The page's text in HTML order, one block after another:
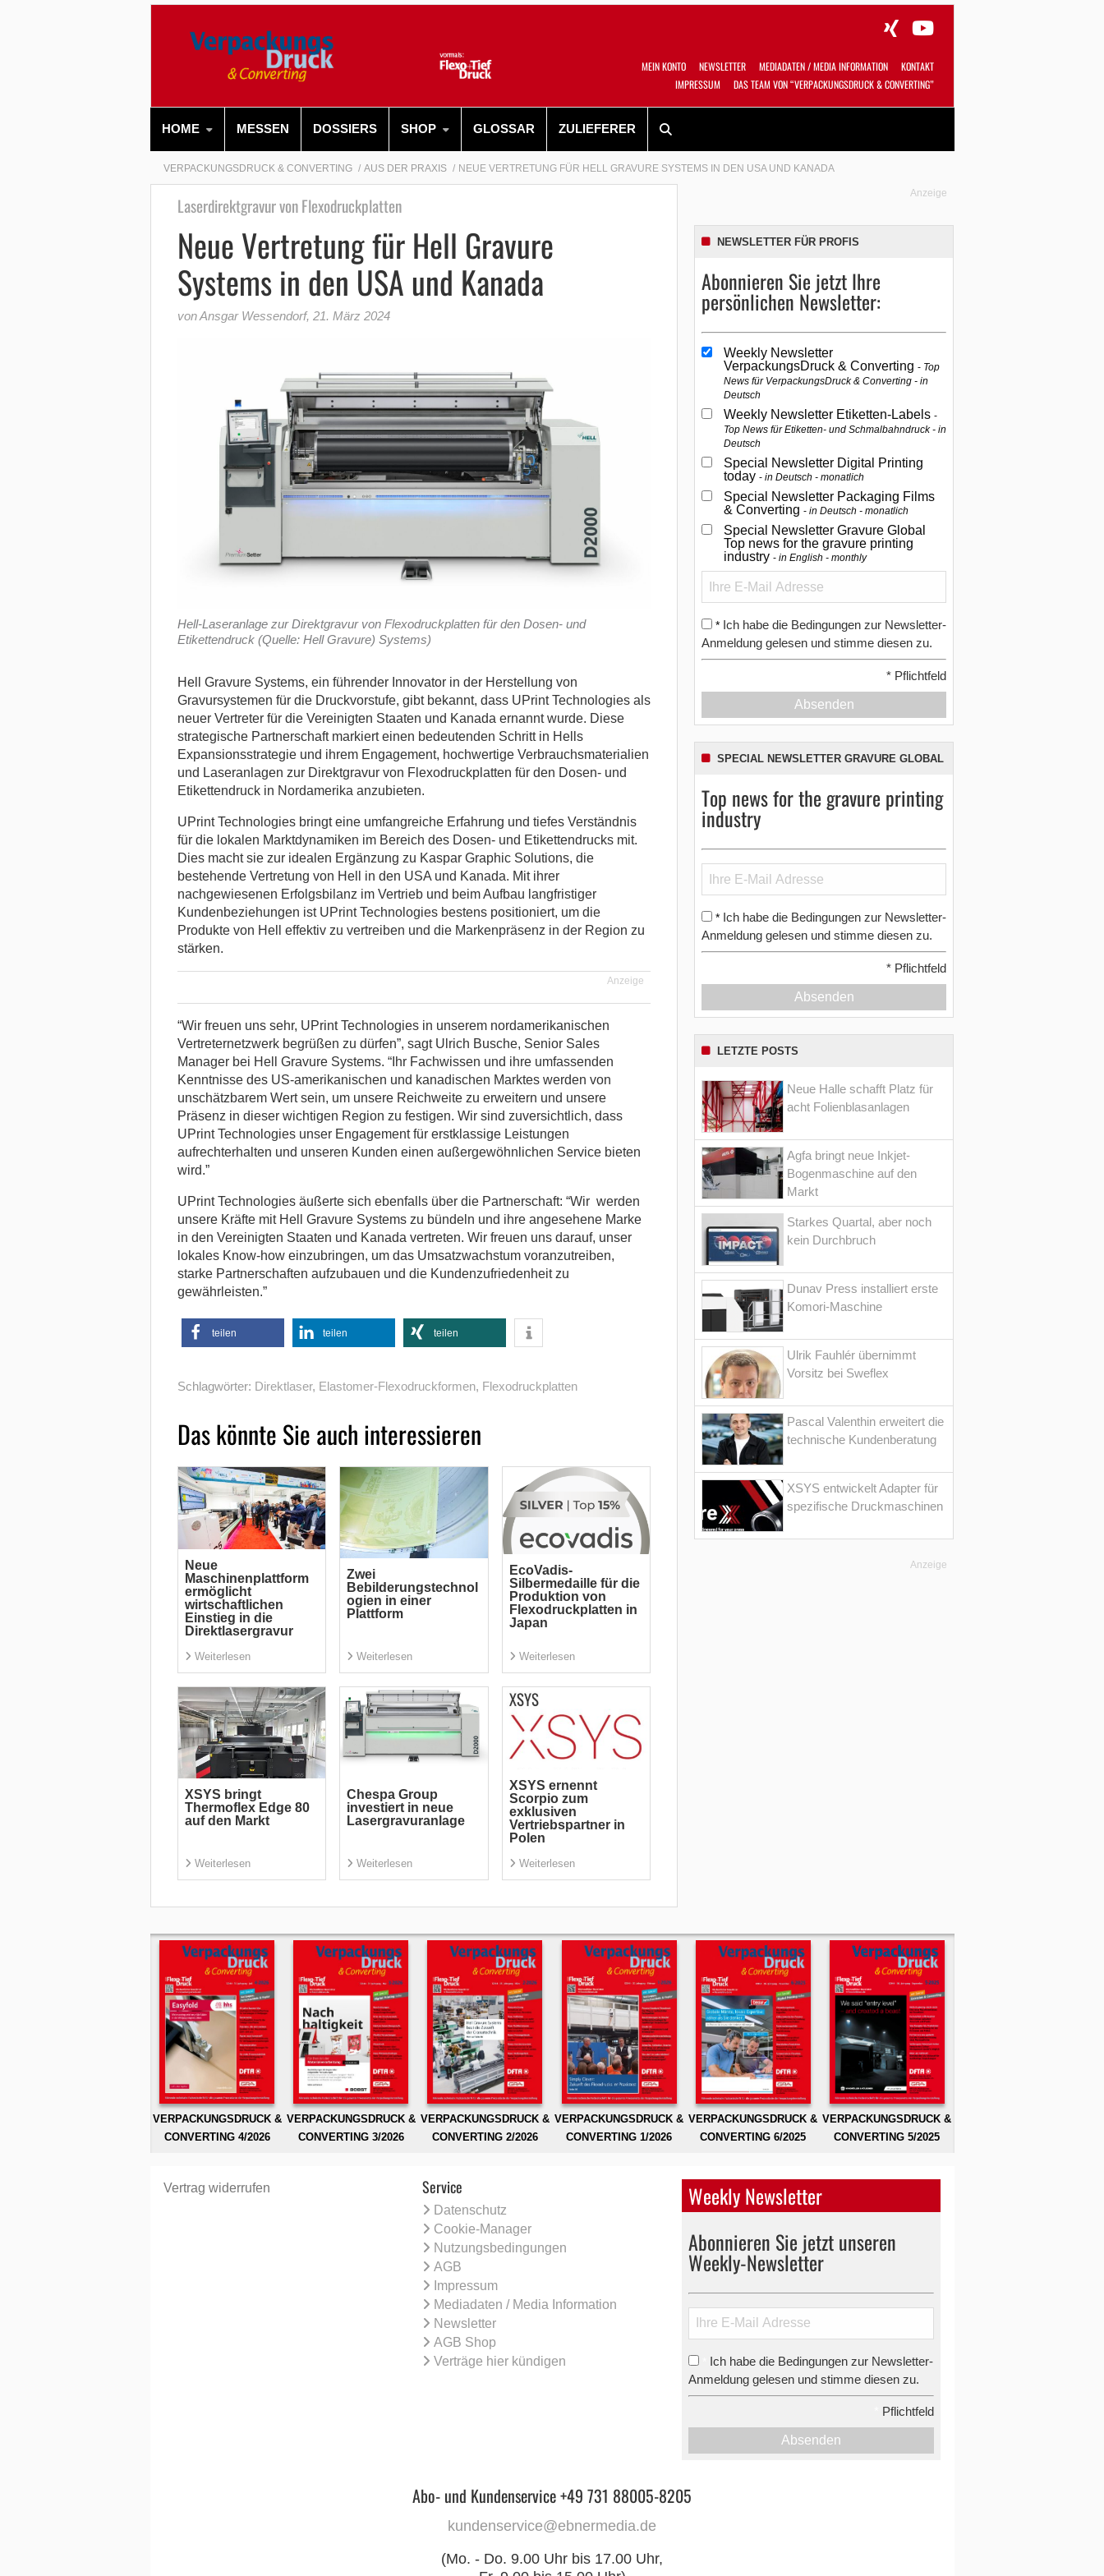
MEIN KONTO NEWSLETTER MEDIADATEN / MEDIA INFORMATION
KONTAKT
IMPRESSUM
DAS TEAM VON “VERPACKUNGSDRUCK & CONVERTING”
HOME MESSEN DOSSIERS SHOP GLOSSAR ZULIEFERER
VERPACKUNGSDRUCK & CONVERTING AUS DER PRAXIS NEUE VERTRETUNG FÜR HELL GRAVURE SYSTEMS IN DEN USA UND KANADA
Laserdirektgravur von Flexodruckplatten
Neue Vertretung für Hell Gravure
Systems in den USA und Kanada
von Ansgar Wessendorf, 21. März 2024
Hell-Laseranlage zur Direktgravur von Flexodruckplatten für den Dosen- und
Etikettendruck (Quelle: Hell Gravure) Systems)
Hell Gravure Systems, ein führender Innovator in der Herstellung von
Gravursystemen für die Druckvorstufe, gibt bekannt, dass UPrint Technologies als
neuer Vertreter für die Vereinigten Staaten und Kanada ernannt wurde. Diese
strategische Partnerschaft markiert einen bedeutenden Schritt in Hells
Expansionsstrategie und ihrem Engagement, hochwertige Verbrauchsmaterialien
und Laseranlagen zur Direktgravur von Flexodruckplatten für den Dosen- und
Etikettendruck in Nordamerika anzubieten.
UPrint Technologies bringt eine umfangreiche Erfahrung und tiefes Verständnis
für die lokalen Marktdynamiken im Bereich des Dosen- und Etikettendrucks mit.
Dies macht sie zur idealen Ergänzung zu Kaspar Graphic Solutions, die
bestehende Vertretung von Hell in den USA und Kanada. Mit ihrer
nachgewiesenen Erfolgsbilanz im Vertrieb und beim Aufbau langfristiger
Kundenbeziehungen ist UPrint Technologies bestens positioniert, um die
Produkte von Hell effektiv zu vertreiben und die Markenpräsenz in der Region zu
stärken.
Anzeige
“Wir freuen uns sehr, UPrint Technologies in unserem nordamerikanischen
Vertreternetzwerk begrüßen zu dürfen”, sagt Ulrich Busche, Senior Sales
Manager bei Hell Gravure Systems. “Ihr Fachwissen und ihre umfassenden
Kenntnisse des US-amerikanischen und kanadischen Marktes werden von
unschätzbarem Wert sein, um unsere Reichweite zu erweitern und unsere
Präsenz in dieser wichtigen Region zu festigen. Wir sind zuversichtlich, dass
UPrint Technologies unser Engagement für erstklassige Leistungen
aufrechterhalten und unseren Kunden einen außergewöhnlichen Service bieten
wird.”
UPrint Technologies äußerte sich ebenfalls über die Partnerschaft: “Wir werden
unsere Kräfte mit Hell Gravure Systems zu bündeln und ihre angesehene Marke
in den Vereinigten Staaten und Kanada vertreten. Wir freuen uns darauf, unser
lokales Know-how einzubringen, um das Umsatzwachstum voranzutreiben,
starke Partnerschaften aufzubauen und die Kundenzufriedenheit zu
gewährleisten.”
teilen teilen teilen
Schlagwörter: Direktlaser, Elastomer-Flexodruckformen, Flexodruckplatten
Das könnte Sie auch interessieren
Neue
Maschinenplattform
ermöglicht
wirtschaftlichen
Einstieg in die
Direktlasergravur
Weiterlesen
Zwei
Bebilderungstechnol
ogien in einer
Plattform
Weiterlesen
EcoVadis-
Silbermedaille für die
Produktion von
Flexodruckplatten in
Japan
Weiterlesen
XSYS bringt
Thermoflex Edge 80
auf den Markt
Weiterlesen
Chespa Group
investiert in neue
Lasergravuranlage
Weiterlesen
XSYS ernennt
Scorpio zum
exklusiven
Vertriebspartner in
Polen
Weiterlesen
Anzeige
NEWSLETTER FÜR PROFIS
Abonnieren Sie jetzt Ihre
persönlichen Newsletter:
Weekly Newsletter
VerpackungsDruck & Converting Top
News für VerpackungsDruck & Converting - in
Deutsch
Weekly Newsletter Etiketten-Labels
Top News für Etiketten- und Schmalbahndruck - in
Deutsch
Special Newsletter Digital Printing
today in Deutsch - monatlich
Special Newsletter Packaging Films
& Converting in Deutsch - monatlich
Special Newsletter Gravure Global
Top news for the gravure printing
industry in English - monthly
* Ich habe die Bedingungen zur Newsletter-
Anmeldung gelesen und stimme diesen zu.
* Pflichtfeld
Absenden
SPECIAL NEWSLETTER GRAVURE GLOBAL
Top news for the gravure printing
industry
* Ich habe die Bedingungen zur Newsletter-
Anmeldung gelesen und stimme diesen zu.
* Pflichtfeld
Absenden
LETZTE POSTS
Neue Halle schafft Platz für
acht Folienblasanlagen
Agfa bringt neue Inkjet-
Bogenmaschine auf den
Markt
Starkes Quartal, aber noch
kein Durchbruch
Dunav Press installiert erste
Komori-Maschine
Ulrik Fauhlér übernimmt
Vorsitz bei Sweflex
Pascal Valenthin erweitert die
technische Kundenberatung
XSYS entwickelt Adapter für
spezifische Druckmaschinen
Anzeige
VERPACKUNGSDRUCK &
CONVERTING 4/2026
VERPACKUNGSDRUCK &
CONVERTING 3/2026
VERPACKUNGSDRUCK &
CONVERTING 2/2026
VERPACKUNGSDRUCK &
CONVERTING 1/2026
VERPACKUNGSDRUCK &
CONVERTING 6/2025
VERPACKUNGSDRUCK &
CONVERTING 5/2025
Vertrag widerrufen Service
Datenschutz
Cookie-Manager
Nutzungsbedingungen
AGB
Impressum
Mediadaten / Media Information
Newsletter
AGB Shop
Verträge hier kündigen
Weekly Newsletter
Abonnieren Sie jetzt unseren
Weekly-Newsletter
Ich habe die Bedingungen zur Newsletter-
Anmeldung gelesen und stimme diesen zu.
Pflichtfeld
Absenden
Abo- und Kundenservice +49 731 88005-8205
kundenservice@ebnermedia.de
(Mo. - Do. 9.00 Uhr bis 17.00 Uhr,